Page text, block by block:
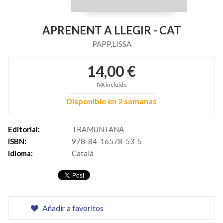
APRENENT A LLEGIR - CAT
PAPP,LISSA
14,00 €
IVA incluido
Disponible en 2 semanas
Editorial:
TRAMUNTANA
ISBN:
978-84-16578-53-5
Idioma:
Català
Añadir a favoritos